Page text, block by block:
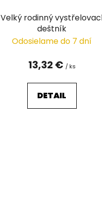
Velký rodinný
deštník
Odosielame do 7 dní
13,32 € / ks
DETAIL